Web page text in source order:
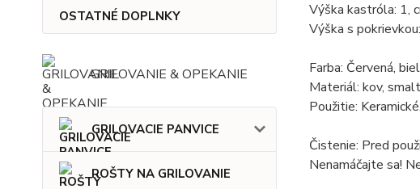
OSTATNÉ DOPLNKY
GRILOVANIE & OPEKANIE
GRILOVACIE PANVICE
ROŠTY NA GRILOVANIE
Výška kastróla: 1,
Výška s
Farba: Červená,
Materiál: kov, smalt
Použitie:
Čistenie: Pred
Nenamáčajte sa!